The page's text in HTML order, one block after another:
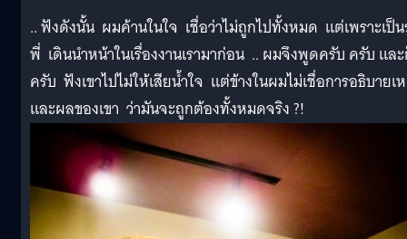
.. ฟังดังนั้น ผมค้านในใจ เชื่อว่าไม่ถูกไปทั้งหมด แต่เพราะเป็
พี่ เดินนำหน้าในเรื่องงานเรามาก่อน .. ผมจึงพูดครับ ครับ แล
ครับ ฟังเขาไปไม่ให้เสียน้ำใจ แต่ข้างในผมไม่เชื่อการอธิบายเ
และผลของเขา ว่ามันจะถูกต้องทั้งหมดจริง ?!